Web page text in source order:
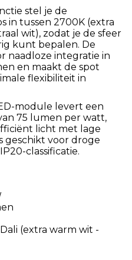
stel je de
in tussen 2700K (extra
wit), zodat je de sfeer
kunt bepalen. De
naadloze integratie in
en maakt de spot
flexibiliteit in
module levert een
75 lumen per watt,
licht met lage
geschikt voor droge
classificatie.
(extra warm wit -